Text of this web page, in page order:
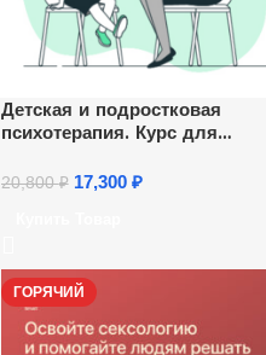
Детская и подростковая
психотерапия. Курс для
20,800₽ 17,300 ₽
ГОРЯЧИЙ